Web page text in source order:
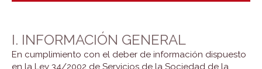
I. INFORMACIÓN GENERAL
En cumplimiento con el deber de información dispuesto
en la Ley 34/2002 de Servicios de la Sociedad de la